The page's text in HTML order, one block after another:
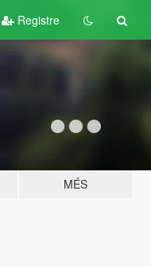
Registre
MÉS